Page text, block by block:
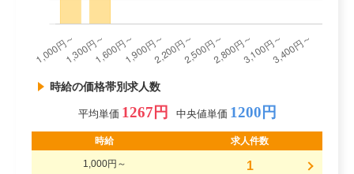
時給の価格帯別求人数
平均単価 1267円 中央値単価 1200円
時給 求人件数
1,000円～ 1